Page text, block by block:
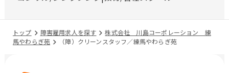
トップ 障害雇用求人を探す
株式会社 川島コーポレーション 練
馬やわらぎ苑
（障）クリーンスタッフ／練馬やわらぎ苑